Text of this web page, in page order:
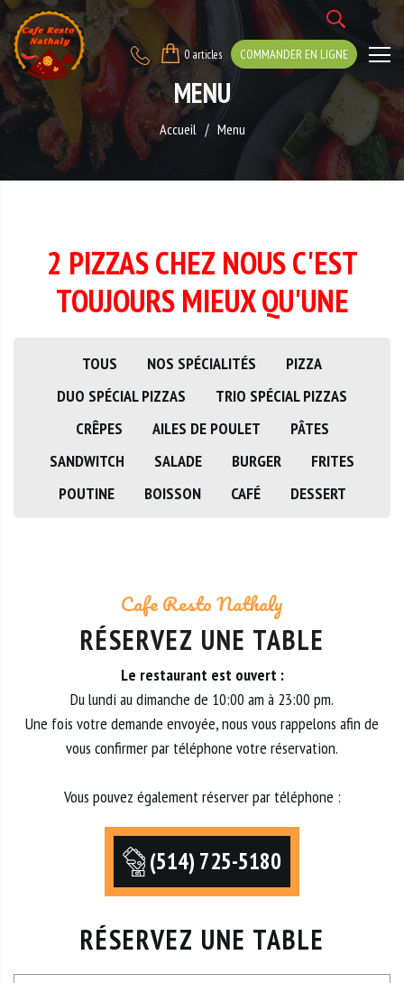
0 articles COMMANDER EN LIGNE
MENU
Accueil Menu
2 PIZZAS CHEZ NOUS C'EST
TOUJOURS MIEUX QU'UNE
TOUS NOS SPÉCIALITÉS
PIZZA
DUO SPÉCIAL PIZZAS
TRIO SPÉCIAL PIZZAS
CRÊPES
AILES DE POULET
PÂTES
SANDWITCH
SALADE BURGER
FRITES
POUTINE
BOISSON CAFÉ DESSERT
Cafe Resto Nathaly
RÉSERVEZ UNE TABLE
Le restaurant est ouvert :
Du lundi au dimanche de 10:00 am à 23:00 pm.
Une fois votre demande envoyée, nous vous rappelons afin de
vous confirmer par téléphone votre réservation.
Vous pouvez également réserver par téléphone :
(514) 725-5180
RÉSERVEZ UNE TABLE